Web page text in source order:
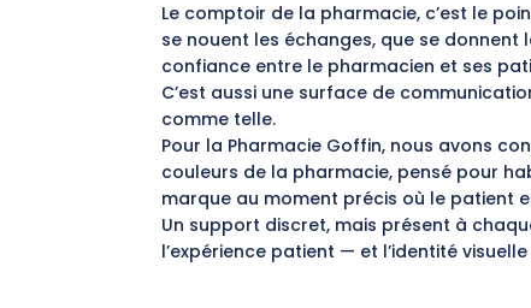
Le comptoir de la pharmacie, c’est le
se nouent les échanges, que se
confiance entre le pharmacien et ses
C’est aussi une surface de
comme telle.
Pour la Pharmacie Goffin, nous avons
couleurs de la pharmacie, pensé pour
marque au moment précis où le patient
Un support discret, mais présent à
l’expérience patient — et l’identité